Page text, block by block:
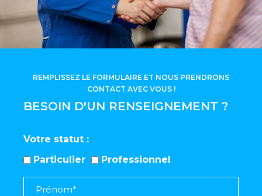
BESOIN D'UN RENSEIGNEMENT ?
REMPLISSEZ LE FORMULAIRE ET NOUS PRENDRONS
CONTACT AVEC VOUS !
Votre statut
Particulier
Professionnel